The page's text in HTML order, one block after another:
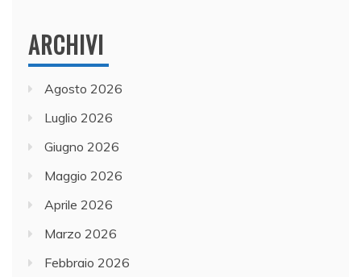
ARCHIVI
Agosto 2026
Luglio 2026
Giugno 2026
Maggio 2026
Aprile 2026
Marzo 2026
Febbraio 2026